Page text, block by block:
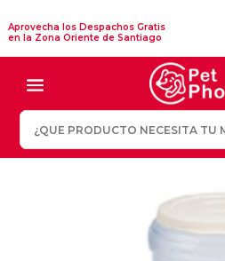
Aprovecha los Despachos Gratis
en la Zona Oriente de Santiago